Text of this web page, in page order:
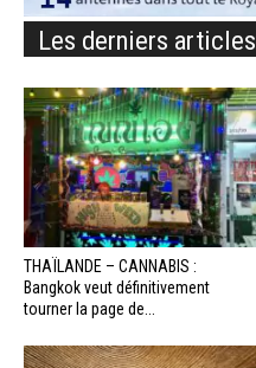
Les derniers articles
THAÏLANDE – CANNABIS :
Bangkok veut définitivement
tourner la page de...